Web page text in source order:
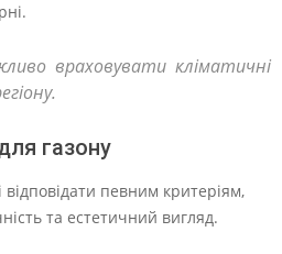
враховувати кліматичні
газону
певним критеріям,
та естетичний вигляд.